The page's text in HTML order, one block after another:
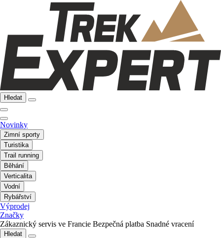
Hledat
Novinky
Zimní sporty
Turistika
Trail running
Běhání
Verticalita
Vodní
Rybářství
Výprodej
Značky
Zákaznický servis ve Francie Bezpečná platba Snadné vracení
Hledat